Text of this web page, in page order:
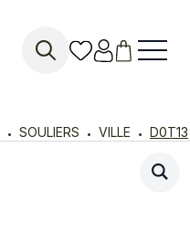
SOULIERS VILLE D0T13